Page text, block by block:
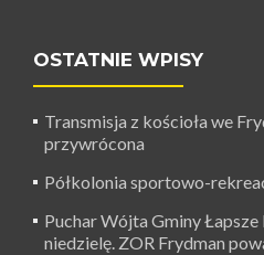
OSTATNIE WPISY
Transmisja z kościoła we
przywrócona
Półkolonia sportowo-
Puchar Wójta Gminy Łapsze
niedzielę. ZOR Frydman